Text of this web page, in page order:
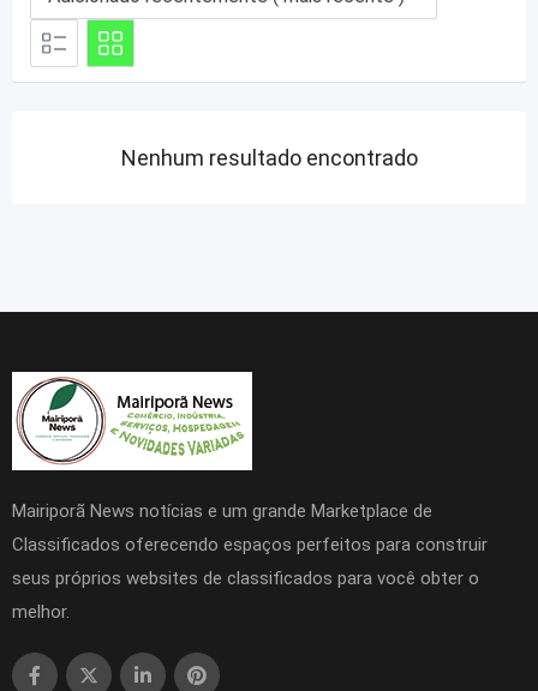
Nenhum resultado encontrado
Mairiporã News notícias e um grande Marketplace de
Classificados oferecendo espaços perfeitos para construir
seus próprios websites de classificados para você obter o
melhor.